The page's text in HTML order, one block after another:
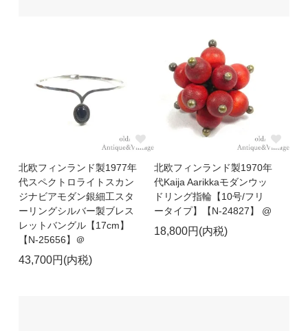
北欧フィンランド製1977年
代スペクトロライトスカン
ジナビアモダン銀細工スタ
ーリングシルバー製ブレス
レットバングル【17cm】
【N-25656】＠
43,700円(内税)
北欧フィンランド製1970年
代Kaija Aarikkaモダンウッ
ドリング指輪【10号/フリ
ータイプ】【N-24827】 @
18,800円(内税)